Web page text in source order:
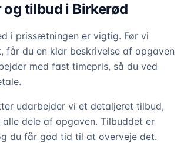
og tilbud i Birkerød
i prissætningen er vigtig. Før vi
får du en klar beskrivelse af opgaven
med fast timepris, så du ved
udarbejder vi et detaljeret tilbud,
dele af opgaven. Tilbuddet er
du får god tid til at overveje det.